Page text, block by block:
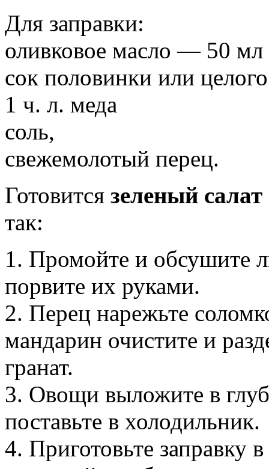
Для заправки:
оливковое масло — 50 мл
сок половинки или
1 ч. л. меда
соль,
свежемолотый перец.
Готовится зеленый
так:
1. Промойте и обсушите
порвите их руками.
2. Перец нарежьте
мандарин очистите и
гранат.
3. Овощи выложите в
поставьте в холодильник.
4. Приготовьте заправку